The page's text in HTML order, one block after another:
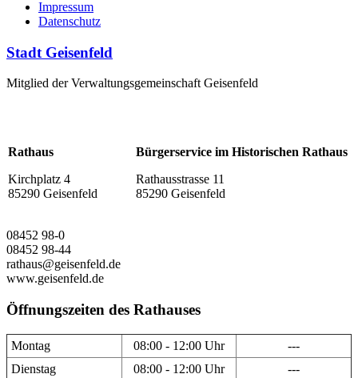
Impressum
Datenschutz
Stadt Geisenfeld
Mitglied der Verwaltungsgemeinschaft Geisenfeld
Rathaus
Kirchplatz 4
85290 Geisenfeld
Bürgerservice im Historischen Rathaus
Rathausstrasse 11
85290 Geisenfeld
08452 98-0
08452 98-44
rathaus@geisenfeld.de
www.geisenfeld.de
Öffnungszeiten des Rathauses
Montag 08:00 - 12:00 Uhr
---
Dienstag
08:00 - 12:00 Uhr ---